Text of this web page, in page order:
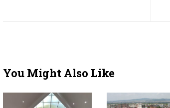
You Might Also Like